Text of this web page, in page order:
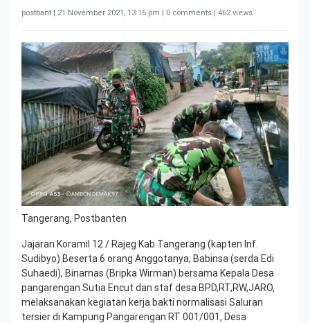
postbant | 21 November 2021, 13:16 pm | 0 comments | 462 views
Tangerang, Postbanten
Jajaran Koramil 12 / Rajeg Kab Tangerang (kapten Inf.
Sudibyo) Beserta 6 orang Anggotanya, Babinsa (serda Edi
Suhaedi), Binamas (Bripka Wirman) bersama Kepala Desa
pangarengan Sutia Encut dan staf desa BPD,RT,RW,JARO,
melaksanakan kegiatan kerja bakti normalisasi Saluran
tersier di Kampung Pangarengan RT 001/001, Desa